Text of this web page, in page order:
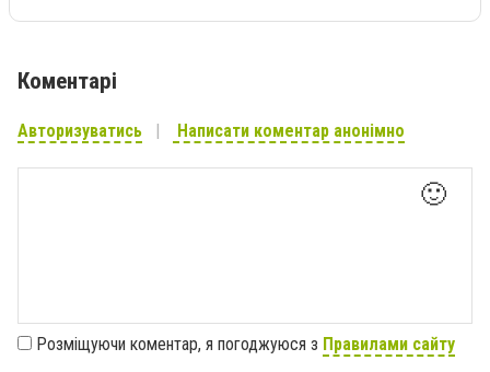
Коментарі
Авторизуватись Написати коментар анонімно
🙂
Розміщуючи коментар, я погоджуюся з Правилами сайту